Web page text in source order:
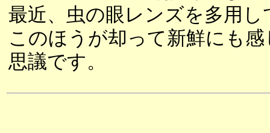
最近、虫の眼レンズを多用し
このほうが却って新鮮にも
思議です。